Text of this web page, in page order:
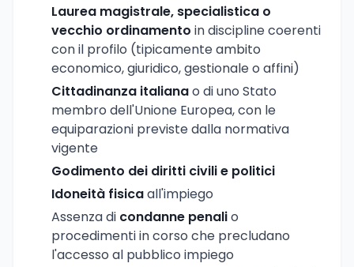
Laurea magistrale, specialistica o
vecchio ordinamento in discipline coerenti
con il profilo (tipicamente ambito
economico, giuridico, gestionale o affini)
Cittadinanza italianao di uno Stato
membro dell'Unione Europea, con le
equiparazioni previste dalla normativa
vigente
Godimento dei diritti civili e politici
Idoneità fisicaall'impiego
Assenza di condanne penalio
procedimenti in corso che precludano
l'accesso al pubblico impiego